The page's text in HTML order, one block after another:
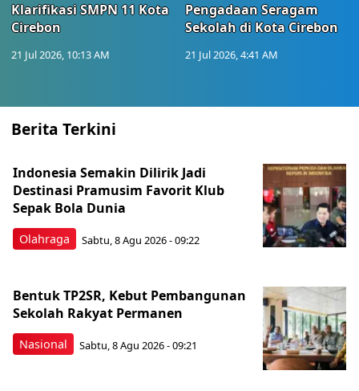
Klarifikasi SMPN 11 Kota
Cirebon
21 Jul 2026, 10:13 AM
Pengadaan Seragam
Sekolah di Kota Cirebon
21 Jul 2026, 4:41 AM
Berita Terkini
Olahraga
Indonesia Semakin Dilirik Jadi
Destinasi Pramusim Favorit Klub
Sepak Bola Dunia
Sabtu, 8 Agu 2026 - 09:22
Nasional
Bentuk TP2SR, Kebut Pembangunan
Sekolah Rakyat Permanen
Sabtu, 8 Agu 2026 - 09:21